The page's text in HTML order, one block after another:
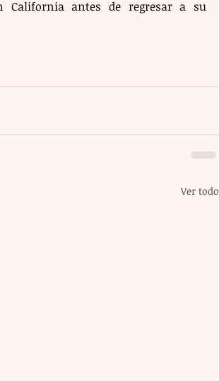
California antes de regresar a su
Ver todo